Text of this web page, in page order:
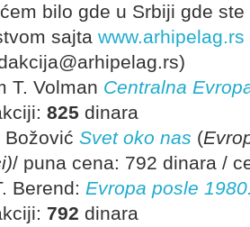
bilo gde u Srbiji gde
sajta www.arhipelag.rs
T. Volman Centralna
825 dinara
Božović Svet oko nas (
/ puna cena: 792 dinara /
Berend: Evropa posle
792 dinara